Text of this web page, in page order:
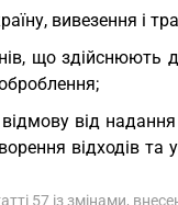
вивезення і
що здійснюють
від
відходів
57 із змінами,